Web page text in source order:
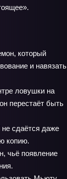
который
и навязать
ловушки на
перестаёт быть
сдаётся даже
копию.
чьё появление